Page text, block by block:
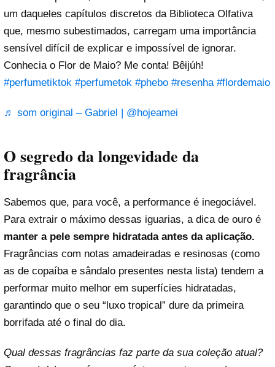
um daqueles capítulos discretos da Biblioteca Olfativa
que, mesmo subestimados, carregam uma importância
sensível difícil de explicar e impossível de ignorar.
Conhecia o Flor de Maio? Me conta! Bêijúh!
#perfumetiktok #perfumetok #phebo #resenha #flordemaio
♬ som original – Gabriel | @hojeamei
O segredo da longevidade da
fragrância
Sabemos que, para você, a performance é inegociável.
Para extrair o máximo dessas iguarias, a dica de ouro é
manter a pele sempre hidratada antes da aplicação.
Fragrâncias com notas amadeiradas e resinosas (como
as de copaíba e sândalo presentes nesta lista) tendem a
performar muito melhor em superfícies hidratadas,
garantindo que o seu “luxo tropical” dure da primeira
borrifada até o final do dia.
Qual dessas fragrâncias faz parte da sua coleção atual?